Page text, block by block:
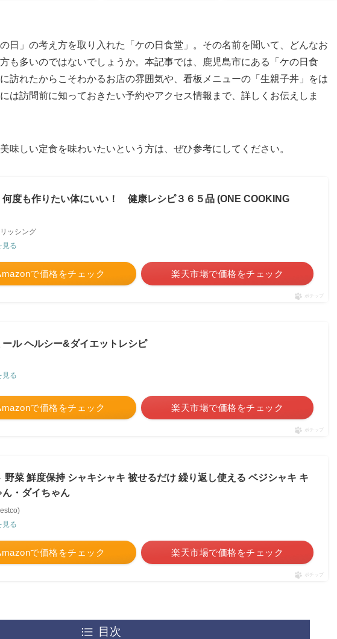
日」の考え方を取り入れた「ケの日食堂」。その名前を聞いて、どんなお
も多いのではないでしょうか。本記事では、鹿児島市にある「ケの日食
訪れたからこそわかるお店の雰囲気や、看板メニューの「生親子丼」をは
は訪問前に知っておきたい予約やアクセス情報まで、詳しくお伝えしま
味しい定食を味わいたいという方は、ぜひ参考にしてください。
度も作りたい体にいい！ 健康レシピ３６５品 (ONE COOKING
ッシング
見る
で価格をチェック 楽天市場で価格をチェック
ポチップ
ール ヘルシー&ダイエットレシピ
見る
で価格をチェック 楽天市場で価格をチェック
ポチップ
野菜 鮮度保持 シャキシャキ 被せるだけ 繰り返し使える ベジシャキ キ
ん・ダイちゃん
見る
で価格をチェック 楽天市場で価格をチェック
ポチップ
目次